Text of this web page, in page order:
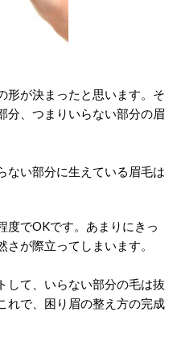
形が決まったと思います。そ
分、つまりいらない部分の眉
ない部分に生えている眉毛は
度でOKです。あまりにきっ
が際立ってしまいます。
して、いらない部分の毛は抜
れで、困り眉の整え方の完成